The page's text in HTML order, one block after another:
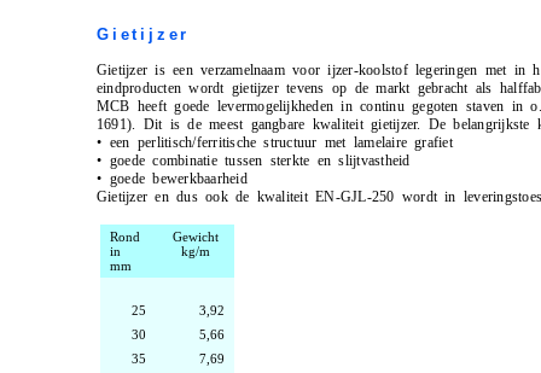
Gietijzer
Gietijzer is een verzamelnaam voor ijzer-koolstof legeringen met in
eindproducten wordt gietijzer tevens op de markt gebracht als
MCB heeft goede levermogelijkheden in continu gegoten staven
1691). Dit is de meest gangbare kwaliteit gietijzer. De belangrijkste
• een perlitisch/ferritische structuur met lamelaire grafiet
• goede combinatie tussen sterkte en slijtvastheid
• goede bewerkbaarheid
Gietijzer en dus ook de kwaliteit EN-GJL-250 wordt in
Rond
in
mm
Gewicht
kg/m
25
3,92
30
5,66
35
7,69